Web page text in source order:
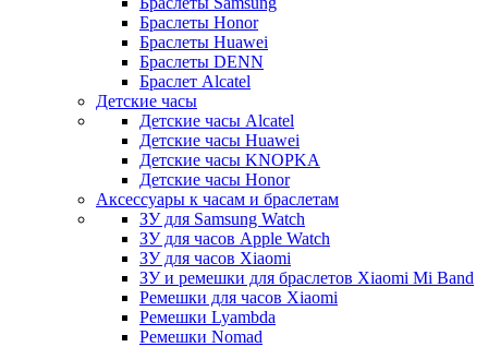
Браслеты Honor
Браслеты Huawei
Браслеты DENN
Браслет Alcatel
Детские часы
Детские часы Alcatel
Детские часы Huawei
Детские часы KNOPKA
Детские часы Honor
Аксессуары к часам и браслетам
ЗУ для Samsung Watch
ЗУ для часов Apple Watch
ЗУ для часов Xiaomi
ЗУ и ремешки для браслетов Xiaomi Mi Band
Ремешки для часов Xiaomi
Ремешки Lyambda
Ремешки Nomad